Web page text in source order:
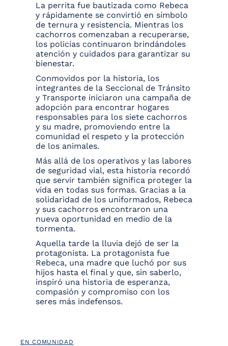
La perrita fue bautizada como Rebeca
y rápidamente se convirtió en símbolo
de ternura y resistencia. Mientras los
cachorros comenzaban a recuperarse,
los policías continuaron brindándoles
atención y cuidados para garantizar su
bienestar.
Conmovidos por la historia, los
integrantes de la Seccional de Tránsito
y Transporte iniciaron una campaña de
adopción para encontrar hogares
responsables para los siete cachorros
y su madre, promoviendo entre la
comunidad el respeto y la protección
de los animales.
Más allá de los operativos y las labores
de seguridad vial, esta historia recordó
que servir también significa proteger la
vida en todas sus formas. Gracias a la
solidaridad de los uniformados, Rebeca
y sus cachorros encontraron una
nueva oportunidad en medio de la
tormenta.
Aquella tarde la lluvia dejó de ser la
protagonista. La protagonista fue
Rebeca, una madre que luchó por sus
hijos hasta el final y que, sin saberlo,
inspiró una historia de esperanza,
compasión y compromiso con los
seres más indefensos.
EN COMUNIDAD